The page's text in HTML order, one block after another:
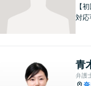
【
対応
提供
青
弁護